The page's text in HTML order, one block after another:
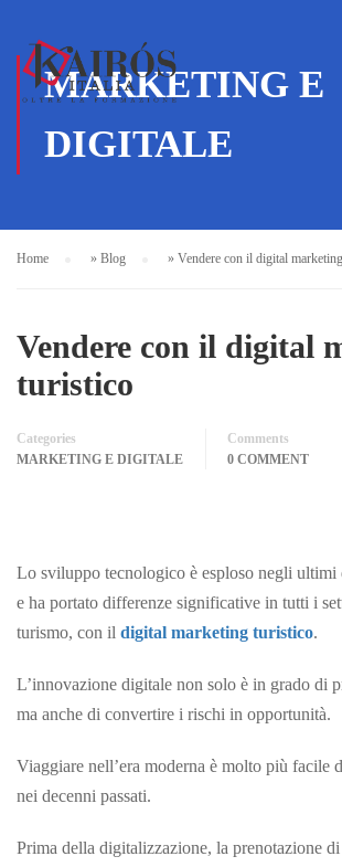
MARKETING E
DIGITALE
Home » Blog » Vendere con il digital
Vendere con il digital
turistico
Categories
MARKETING E DIGITALE
Comments
0 COMMENT
Lo sviluppo tecnologico è esploso negli ultimi
e ha portato differenze significative in tutti i
turismo, con il digital marketing turistico.
L’innovazione digitale non solo è in grado di
ma anche di convertire i rischi in opportunità.
Viaggiare nell’era moderna è molto più facile
nei decenni passati.
Prima della digitalizzazione, la prenotazione